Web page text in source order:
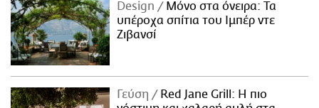
Design
Μόνο στα όνειρα: Τα
υπέροχα σπίτια του Ιμπέρ ντε
Ζιβανσί
Γεύση
Red Jane Grill: Η πιο